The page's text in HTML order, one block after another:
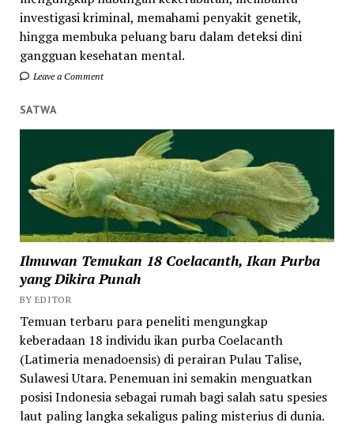
investigasi kriminal, memahami penyakit genetik,
hingga membuka peluang baru dalam deteksi dini
gangguan kesehatan mental.
Leave a Comment
SATWA
Ilmuwan Temukan 18 Coelacanth, Ikan Purba
yang Dikira Punah
BY EDITOR
Temuan terbaru para peneliti mengungkap
keberadaan 18 individu ikan purba Coelacanth
(Latimeria menadoensis) di perairan Pulau Talise,
Sulawesi Utara. Penemuan ini semakin menguatkan
posisi Indonesia sebagai rumah bagi salah satu spesies
laut paling langka sekaligus paling misterius di dunia.